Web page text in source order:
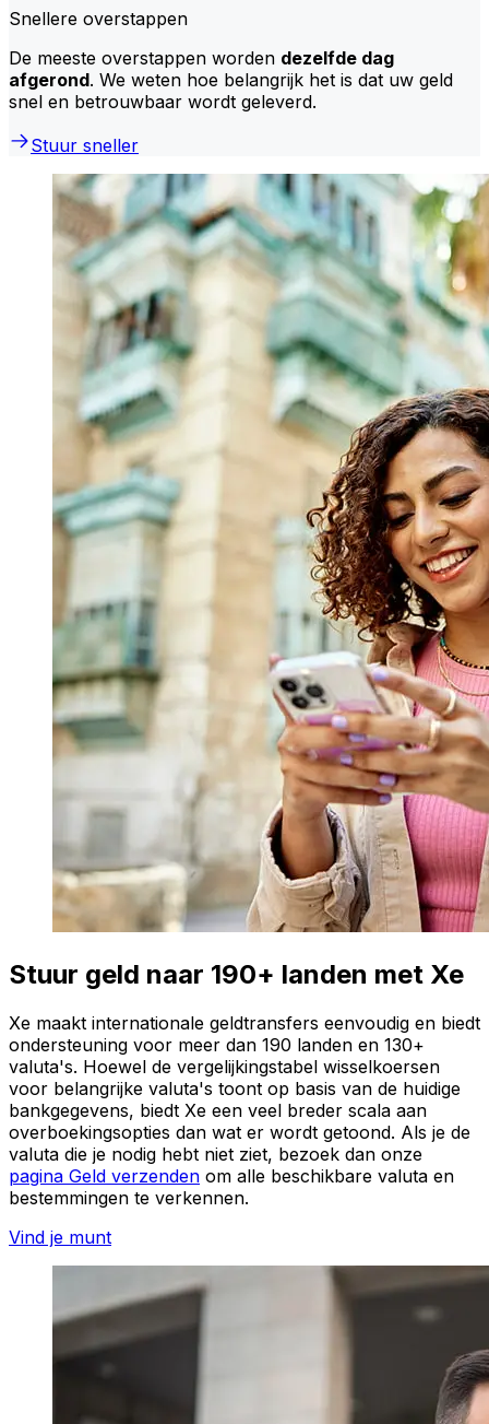
Snellere overstappen
De meeste overstappen worden dezelfde dag
afgerond. We weten hoe belangrijk het is dat uw geld
snel en betrouwbaar wordt geleverd.
Stuur sneller
Stuur geld naar 190+ landen met Xe
Xe maakt internationale geldtransfers eenvoudig en biedt
ondersteuning voor meer dan 190 landen en 130+
valuta's. Hoewel de vergelijkingstabel wisselkoersen
voor belangrijke valuta's toont op basis van de huidige
bankgegevens, biedt Xe een veel breder scala aan
overboekingsopties dan wat er wordt getoond. Als je de
valuta die je nodig hebt niet ziet, bezoek dan onze
pagina Geld verzenden om alle beschikbare valuta en
bestemmingen te verkennen.
Vind je munt